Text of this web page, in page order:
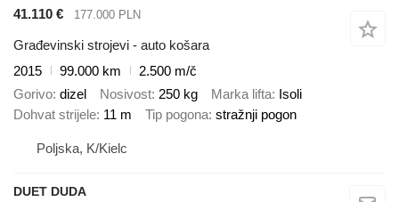
41.110 €
177.000 PLN
Građevinski strojevi - auto košara
2015
99.000 km
2.500 m/č
Gorivo dizel Nosivost 250 kg Marka lifta Isoli
Dohvat strijele 11 m Tip pogona stražnji pogon
Poljska, K/Kielc
DUET DUDA